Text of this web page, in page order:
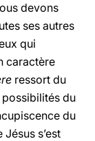
devons
ses autres
qui
caractère
ressort du
du
du
Jésus s’est